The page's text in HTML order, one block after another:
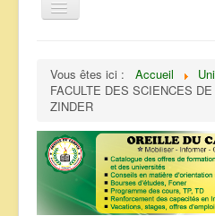
Basculer
la
REPERTOIRE
QUI SOMMES NOUS ?
NOS SERVICES
FAQ
CONTACTS
Vous êtes ici : Accueil
FACULTE DES SCIENCES
ZINDER